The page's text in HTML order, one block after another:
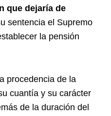
que dejaría de
sentencia el Supremo
la pensión
procedencia de la
cuantía y su carácter
de la duración del